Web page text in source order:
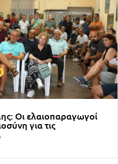
Οι ελαιοπαραγωγοί
για τις